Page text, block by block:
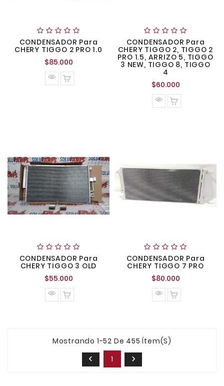
CONDENSADOR Para
CHERY TIGGO 2 PRO 1.0
$85.000Precio
normal
CONDENSADOR Para
CHERY TIGGO 2, TIGGO 2
PRO 1.5, ARRIZO 5, TIGGO
3 NEW, TIGGO 8, TIGGO
4
$60.000Precio
normal
CONDENSADOR Para
CHERY TIGGO 3 OLD
$55.000Precio
normal
CONDENSADOR Para
CHERY TIGGO 7 PRO
$80.000Precio
normal
Mostrando 1-52 De 455 Ítem(s)

1 